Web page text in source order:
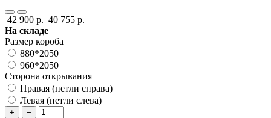
42 900 р. 40 755 р.
На складе
Размер короба
880*2050
960*2050
Сторона открывания
Правая (петли справа)
Левая (петли слева)
+
−